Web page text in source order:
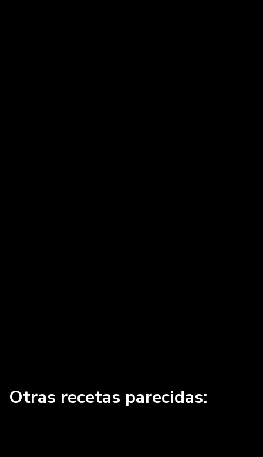
Otras recetas parecidas: